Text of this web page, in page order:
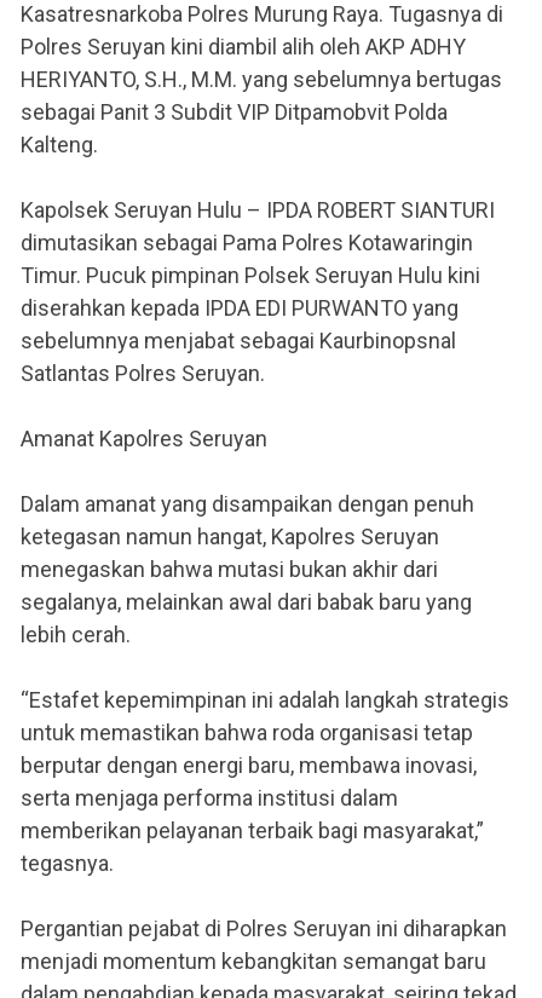
Kasatresnarkoba Polres Murung Raya. Tugasnya di
Polres Seruyan kini diambil alih oleh AKP ADHY
HERIYANTO, S.H., M.M. yang sebelumnya bertugas
sebagai Panit 3 Subdit VIP Ditpamobvit Polda
Kalteng.
Kapolsek Seruyan Hulu – IPDA ROBERT SIANTURI
dimutasikan sebagai Pama Polres Kotawaringin
Timur. Pucuk pimpinan Polsek Seruyan Hulu kini
diserahkan kepada IPDA EDI PURWANTO yang
sebelumnya menjabat sebagai Kaurbinopsnal
Satlantas Polres Seruyan.
Amanat Kapolres Seruyan
Dalam amanat yang disampaikan dengan penuh
ketegasan namun hangat, Kapolres Seruyan
menegaskan bahwa mutasi bukan akhir dari
segalanya, melainkan awal dari babak baru yang
lebih cerah.
“Estafet kepemimpinan ini adalah langkah strategis
untuk memastikan bahwa roda organisasi tetap
berputar dengan energi baru, membawa inovasi,
serta menjaga performa institusi dalam
memberikan pelayanan terbaik bagi masyarakat,”
tegasnya.
Pergantian pejabat di Polres Seruyan ini diharapkan
menjadi momentum kebangkitan semangat baru